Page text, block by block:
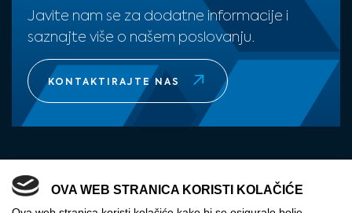
OVA WEB STRANICA KORISTI KOLAČIĆE
Javite nam se za dodatne informacije i
saznajte više o našem poslovanju.
KONTAKTIRAJTE NAS